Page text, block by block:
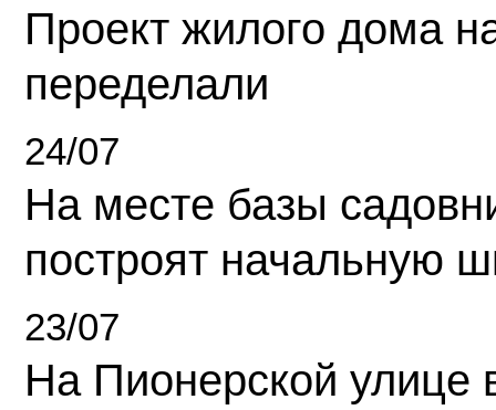
Проект жилого дома
переделали
24/07
На месте базы
построят начальную
23/07
На Пионерской улице